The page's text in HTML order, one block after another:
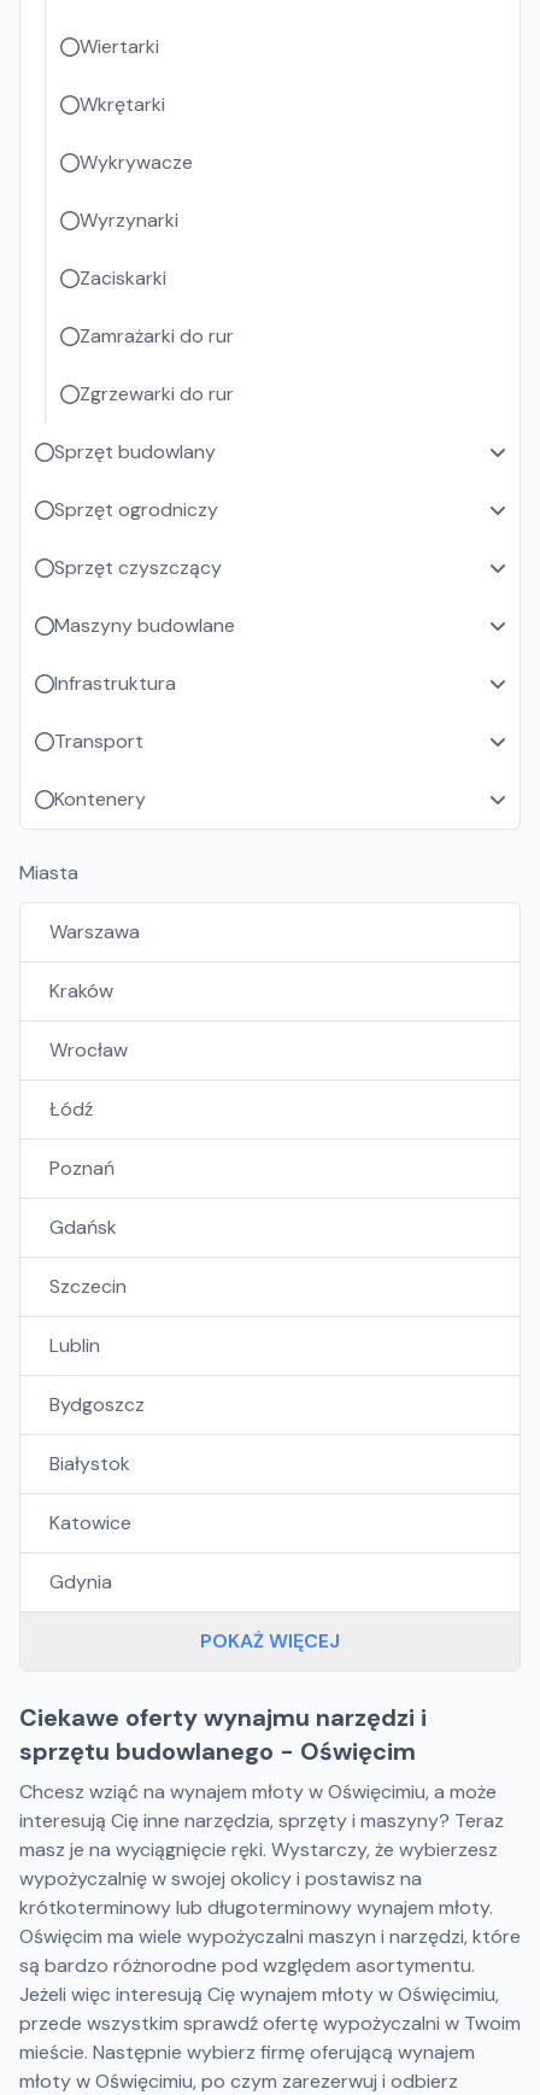
Wiertarki
Wkrętarki
Wykrywacze
Wyrzynarki
Zaciskarki
Zamrażarki do rur
Zgrzewarki do rur
Sprzęt budowlany
Sprzęt ogrodniczy
Sprzęt czyszczący
Maszyny budowlane
Infrastruktura
Transport
Kontenery
Miasta
Warszawa
Kraków
Wrocław
Łódź
Poznań
Gdańsk
Szczecin
Lublin
Bydgoszcz
Białystok
Katowice
Gdynia
POKAŻ WIĘCEJ
Ciekawe oferty wynajmu narzędzi i
sprzętu budowlanego - Oświęcim
Chcesz wziąć na wynajem młoty w Oświęcimiu, a może
interesują Cię inne narzędzia, sprzęty i maszyny? Teraz
masz je na wyciągnięcie ręki. Wystarczy, że wybierzesz
wypożyczalnię w swojej okolicy i postawisz na
krótkoterminowy lub długoterminowy wynajem młoty.
Oświęcim ma wiele wypożyczalni maszyn i narzędzi, które
są bardzo różnorodne pod względem asortymentu.
Jeżeli więc interesują Cię wynajem młoty w Oświęcimiu,
przede wszystkim sprawdź ofertę wypożyczalni w Twoim
mieście. Następnie wybierz firmę oferującą wynajem
młoty w Oświęcimiu, po czym zarezerwuj i odbierz